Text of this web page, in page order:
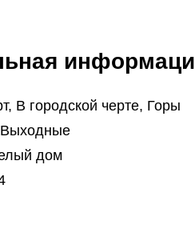
В городской черте, Горы
Выходные
дом